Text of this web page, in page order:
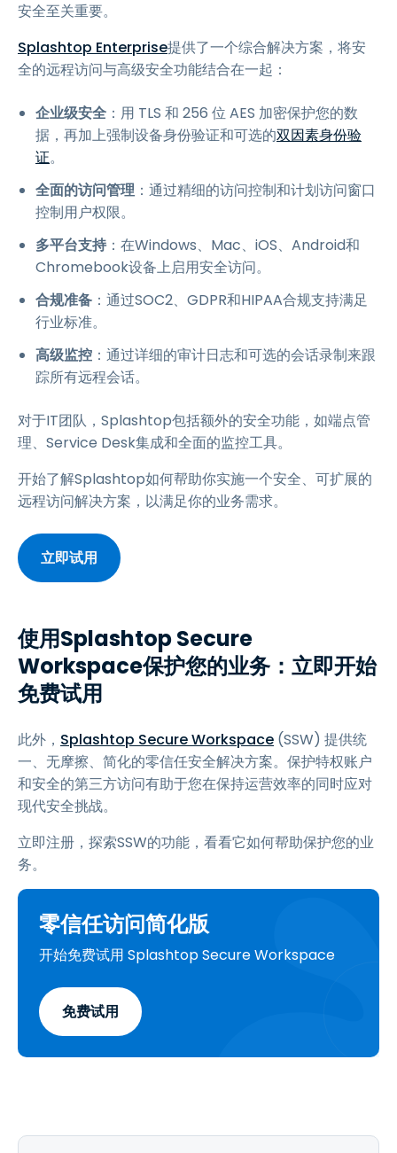
安全至关重要。
Splashtop Enterprise提供了一个综合解决方案，将安
全的远程访问与高级安全功能结合在一起：
企业级安全 ：用 TLS 和 256 位 AES 加密保护您的数
据，再加上强制设备身份验证和可选的双因素身份验
证。
全面的访问管理 ：通过精细的访问控制和计划访问窗口
控制用户权限。
多平台支持 ：在Windows、Mac、iOS、Android和
Chromebook设备上启用安全访问。
合规准备 ：通过SOC2、GDPR和HIPAA合规支持满足
行业标准。
高级监控 ：通过详细的审计日志和可选的会话录制来跟
踪所有远程会话。
对于IT团队，Splashtop包括额外的安全功能，如端点管
理、Service Desk集成和全面的监控工具。
开始了解Splashtop如何帮助你实施一个安全、可扩展的
远程访问解决方案，以满足你的业务需求。
立即试用
使用Splashtop Secure
Workspace保护您的业务：立即开始
免费试用
此外， Splashtop Secure Workspace (SSW) 提供统
一、无摩擦、简化的零信任安全解决方案。保护特权账户
和安全的第三方访问有助于您在保持运营效率的同时应对
现代安全挑战。
立即注册，探索SSW的功能，看看它如何帮助保护您的业
务。
零信任访问简化版
开始免费试用 Splashtop Secure Workspace
免费试用